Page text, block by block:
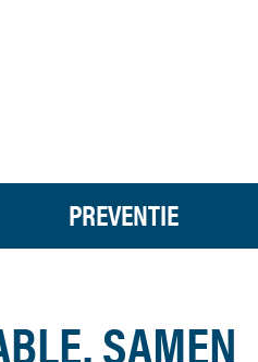
PREVENTIE
SAMEN